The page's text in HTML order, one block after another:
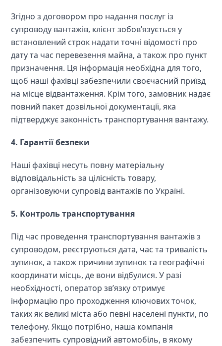
Згідно з договором про надання послуг із
супроводу вантажів, клієнт зобов’язується у
встановлений строк надати точні відомості про
дату та час перевезення майна, а також про пункт
призначення. Ця інформація необхідна для того,
щоб наші фахівці забезпечили своєчасний приїзд
на місце відвантаження. Крім того, замовник надає
повний пакет дозвільної документації, яка
підтверджує законність транспортування вантажу.
4. Гарантії безпеки
Наші фахівці несуть повну матеріальну
відповідальність за цілісність товару,
організовуючи супровід вантажів по Україні.
5. Контроль транспортування
Під час проведення транспортування вантажів з
супроводом, реєструються дата, час та тривалість
зупинок, а також причини зупинок та географічні
координати місць, де вони відбулися. У разі
необхідності, оператор зв’язку отримує
інформацію про проходження ключових точок,
таких як великі міста або певні населені пункти, по
телефону. Якщо потрібно, наша компанія
забезпечить супровідний автомобіль, в якому